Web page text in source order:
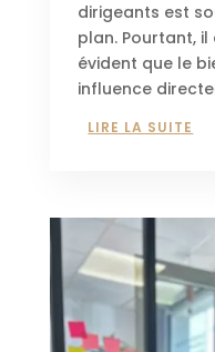
dirigeants est
plan. Pourtant,
évident que le
influence
LIRE LA SUITE